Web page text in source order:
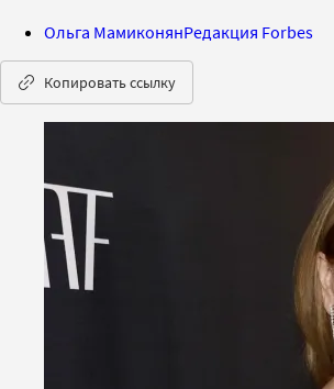
Ольга МамиконянРедакция Forbes
Копировать ссылку